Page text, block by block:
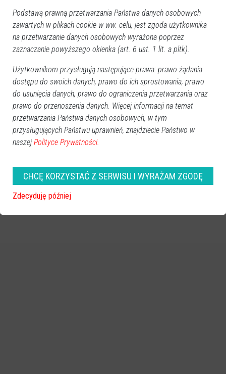
zobacz więcej zdjęć
Podstawą prawną przetwarzania Państwa danych osobowych
zawartych w plikach cookie w ww. celu, jest zgoda użytkownika
na przetwarzanie danych osobowych wyrażona poprzez
zaznaczanie powyższego okienka (art. 6 ust. 1 lit. a pltk).
Użytkownikom przysługują następujące prawa: prawo żądania
dostępu do swoich danych, prawo do ich sprostowania, prawo
do usunięcia danych, prawo do ograniczenia przetwarzania oraz
prawo do przenoszenia danych. Więcej informacji na temat
przetwarzania Państwa danych osobowych, w tym
przysługujących Państwu uprawnień, znajdziecie Państwo w
naszej Polityce Prywatności.
CHCĘ KORZYSTAĆ Z SERWISU I WYRAŻAM ZGODĘ
Zdecyduję później